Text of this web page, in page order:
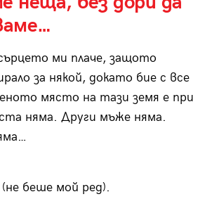
ми плаче, защото
за някой, докато бие с все
място на тази земя е при
няма. Други мъже няма.
беше мой ред).